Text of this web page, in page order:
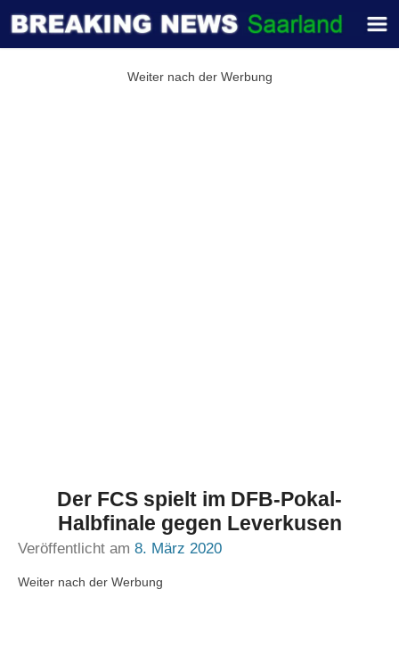
Weiter nach der Werbung
Der FCS spielt im DFB-Pokal-
Halbfinale gegen Leverkusen
Veröffentlicht am 8. März 2020
Weiter nach der Werbung